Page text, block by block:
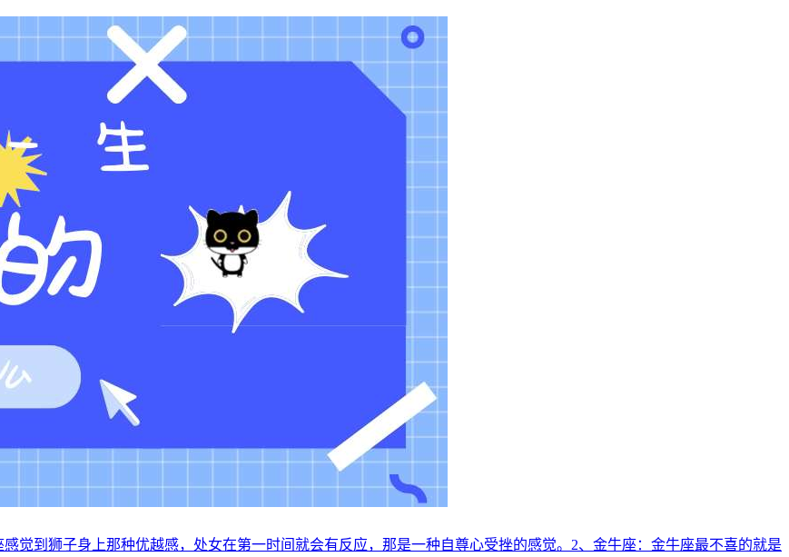
觉到狮子身上那种优越感，处女在第一时间就会有反应，那是一种自尊心受挫的感觉。2、金牛座：金牛座最不喜的就是